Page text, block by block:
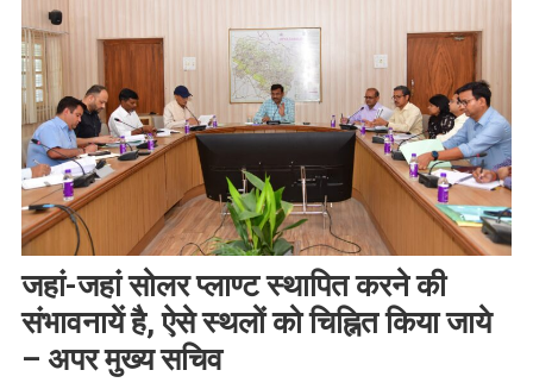
जहां-जहां सोलर प्लाण्ट स्थापित करने की
संभावनायें है, ऐसे स्थलों को चिह्नित किया जाये
– अपर मुख्य सचिव